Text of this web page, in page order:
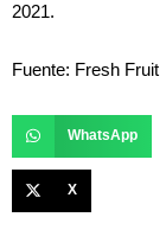
2021.
Fuente: Fresh Fruit
WhatsApp
X